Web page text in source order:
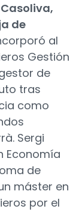
de
al
Gestión
de
tras
como
Sergi
Economía
de
máster en
por el